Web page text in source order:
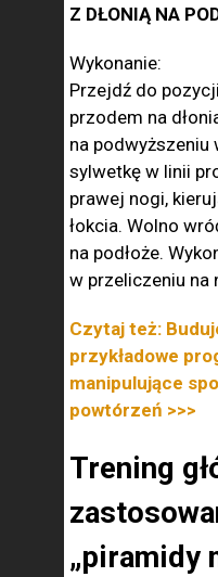
Z DŁONIĄ NA
Wykonanie:
Przejdź do
przodem na
na podwyższeniu
sylwetkę w linii
prawej nogi,
łokcia. Wolno
na podłoże.
w przeliczeniu na
Czytaj też:
przykładowe
manipulujące
powtórzeń >>>
Trening
„piramidy